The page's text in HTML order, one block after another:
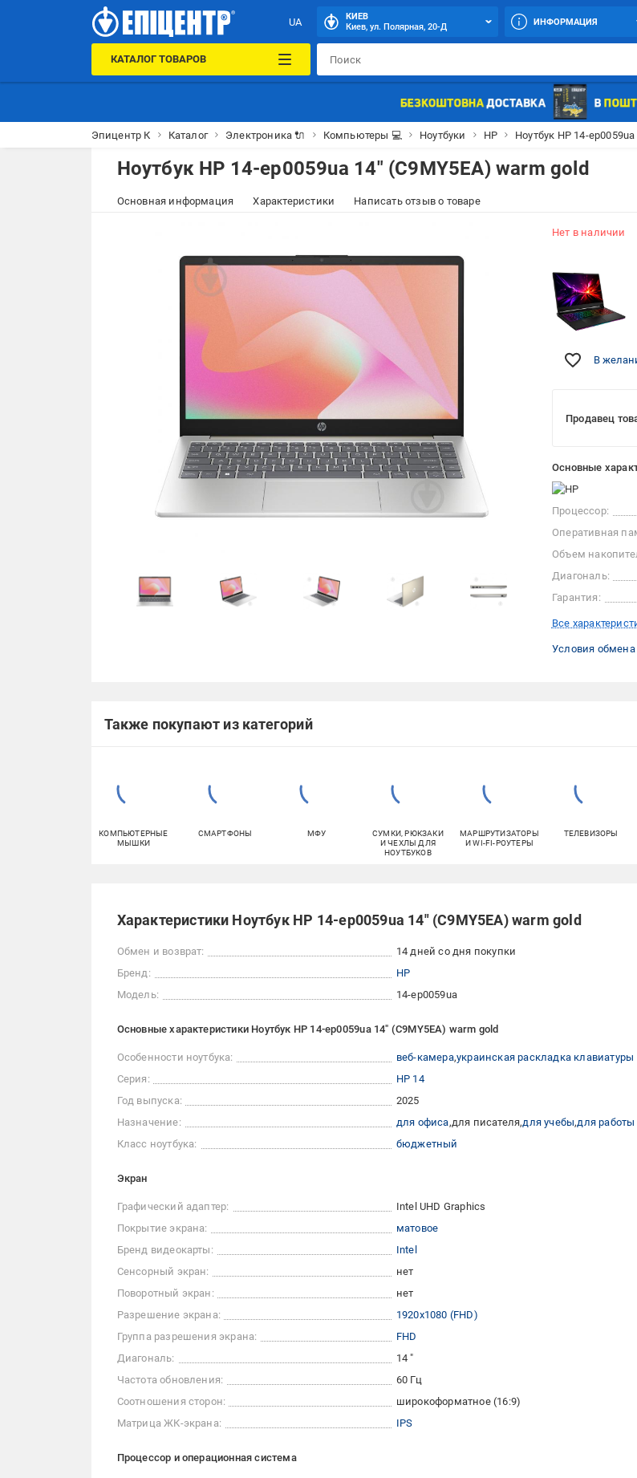
UA
КИЕВ
Киев, ул. Полярная, 20-Д
ИНФОРМАЦИЯ
КАТАЛОГ ТОВАРОВ
Эпицентр К Каталог Электроника 🔌 Компьютеры 💻 Ноутбуки HP Ноутбук HP 14-
Ноутбук HP 14-ep0059ua 14" (C9MY5EA) warm gold
Основная информация Характеристики Написать отзыв о товаре
Нет в наличии
В
Продавец
Основные
Процессор:
Оперативная
Объем
Диагональ:
Гарантия:
Все
Условия обмена
Также покупают из категорий
КОМПЬЮТЕРНЫЕ
МЫШКИ
СМАРТФОНЫ МФУ
СУМКИ, РЮКЗАКИ
И ЧЕХЛЫ ДЛЯ
НОУТБУКОВ
МАРШРУТИЗАТОРЫ
И WI-FI-РОУТЕРЫ
ТЕЛЕВИЗОРЫ
Характеристики Ноутбук HP 14-ep0059ua 14" (C9MY5EA) warm gold
Обмен и возврат:
14 дней со дня покупки
Бренд:
HP
Модель:
14-ep0059ua
Основные характеристики Ноутбук HP 14-ep0059ua 14" (C9MY5EA) warm gold
Особенности ноутбука: веб-камера украинская раскладка клавиатуры
Серия:
HP 14
Год выпуска:
2025
Назначение:
для офиса для писателя для учебы для работы
Класс ноутбука:
бюджетный
Экран
Графический адаптер:
Intel UHD Graphics
Покрытие экрана:
матовое
Бренд видеокарты:
Intel
Сенсорный экран:
нет
Поворотный экран:
нет
Разрешение экрана:
1920x1080 (FHD)
Группа разрешения экрана:
FHD
Диагональ:
14 "
Частота обновления:
60 Гц
Соотношения сторон:
широкоформатное (16:9)
Матрица ЖК-экрана:
IPS
Процессор и операционная система